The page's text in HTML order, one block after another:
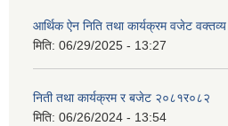
आर्थिक ऐन निति तथा कार्यक्रम वजेट
मिति: 06/29/2025 - 13:27
निती तथा कार्यक्रम र बजेट २०८१र०८२
मिति: 06/26/2024 - 13:54